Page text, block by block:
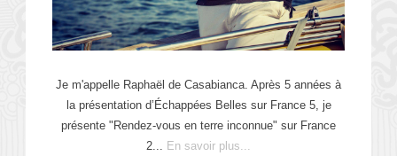
Je m'appelle Raphaël de Casabianca. Après 5 années à
la présentation d’Échappées Belles sur France 5, je
présente "Rendez-vous en terre inconnue" sur France
2... En savoir plus...